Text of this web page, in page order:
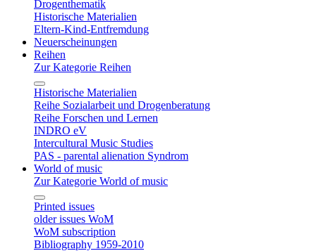
Drogenthematik
Historische Materialien
Eltern-Kind-Entfremdung
Neuerscheinungen
Reihen
Zur Kategorie Reihen
Historische Materialien
Reihe Sozialarbeit und Drogenberatung
Reihe Forschen und Lernen
INDRO eV
Intercultural Music Studies
PAS - parental alienation Syndrom
World of music
Zur Kategorie World of music
Printed issues
older issues WoM
WoM subscription
Bibliography 1959-2010